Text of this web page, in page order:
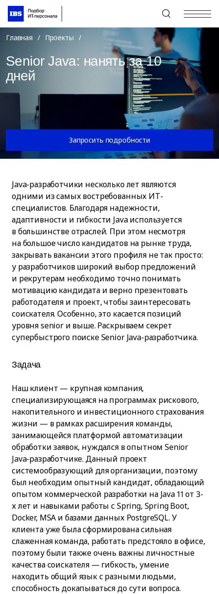
+7 (495) 967-80-80
Главная / Проекты /
Senior Java: нанять за 10
дней
Запросить подробности
Java-разработчики несколько лет являются
одними из самых востребованных ИТ-
специалистов. Благодаря надежности,
адаптивности и гибкости Java используется
в большинстве отраслей. При этом несмотря
на большое число кандидатов на рынке труда,
закрывать вакансии этого профиля не так просто:
у разработчиков широкий выбор предложений
и рекрутерам необходимо точно понимать
мотивацию кандидата и верно презентовать
работодателя и проект, чтобы заинтересовать
соискателя. Особенно, это касается позиций
уровня senior и выше. Раскрываем секрет
супербыстрого поиске Senior Java-разработчика.
Задача
Наш клиент — крупная компания,
специализирующаяся на программах рискового,
накопительного и инвестиционного страхования
жизни — в рамках расширения команды,
занимающейся платформой автоматизации
обработки заявок, нуждался в опытном Senior
Java-разработчике. Данный проект
системообразующий для организации, поэтому
был необходим опытный кандидат, обладающий
опытом коммерческой разработки на Java 11 от 3-
х лет и навыками работы с Spring, Spring Boot,
Docker, MSA и базами данных PostgreSQL. У
клиента уже была сформирована сильная
слаженная команда, работать предстояло в офисе,
поэтому были также очень важны личностные
качества соискателя — гибкость, умение
находить общий язык с разными людьми,
способность докапываться до сути вопроса.